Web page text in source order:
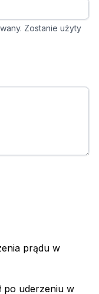
Zostanie użyty
prądu w
po uderzeniu w